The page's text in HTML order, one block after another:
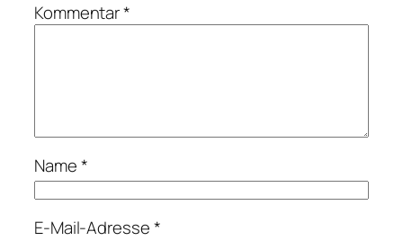
Kommentar*
Name*
E-Mail-Adresse*